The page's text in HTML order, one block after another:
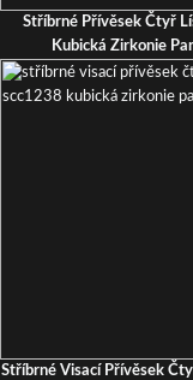
Stříbrné Přívěsek Čtyř
Kubická Zirkonie
Stříbrné Visací Přívěsek